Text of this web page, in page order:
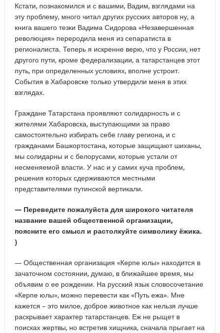
Кстати, познакомился и с вашими, Вадим, взглядами на
эту проблему, много читал других русских авторов ну, а
книга вашего тезки Вадима Сидорова «Незавершенная
революция» переродила меня из сепаратиста в
регионалиста. Теперь я искренне верю, что у России, нет
другого пути, кроме федерализации, а татарстанцев этот
путь, при определенных условиях, вполне устроит.
События в Хабаровске только утвердили меня в этих
взглядах.
Граждане Татарстана проявляют солидарность и с
жителями Хабаровска, выступающими за право
самостоятельно избирать себе главу региона, и с
гражданами Башкортостана, которые защищают шиханы,
мы солидарны и с белорусами, которые устали от
несменяемой власти. У нас и у самих куча проблем,
решения которых сдерживаются местными
представителями путинской вертикали.
— Переведите пожалуйста для широкого читателя
название вашей общественной организации,
поясните его смысл и растолкуйте символику ёжика.
)
— Общественная организация «Керпе юлы» находится в
зачаточном состоянии, думаю, в ближайшее время, мы
объявим о ее рождении. На русский язык словосочетание
«Керпе юлы», можно перевести как «Путь ежа». Мне
кажется – это милое, доброе животное как нельзя лучше
раскрывает характер татарстанцев. Еж не рыщет в
поисках жертвы, но встретив хищника, сначала прыгает на